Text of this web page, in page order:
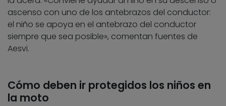
ascenso con uno de los antebrazos del conductor:
el niño se apoya en el antebrazo del conductor
siempre que sea posible», comentan fuentes de
Aesvi.
Cómo deben ir protegidos los niños en
la moto